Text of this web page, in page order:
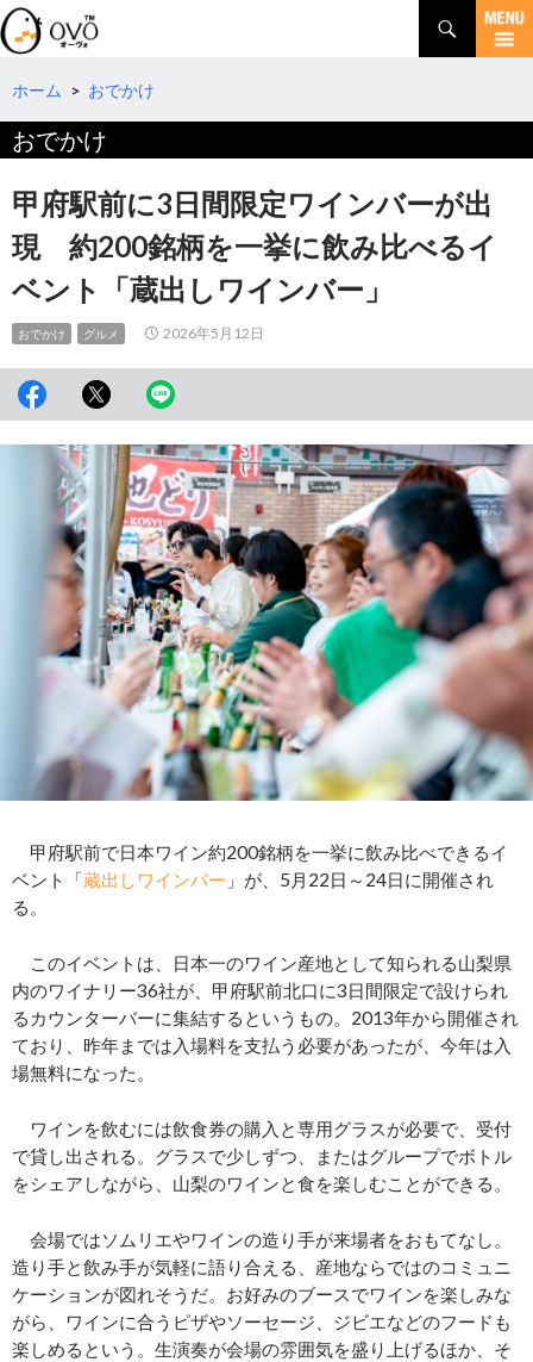
検
索
コ
テ
ツ
へ
移
動
ホーム > おでかけ
おでかけ
甲府駅前に3日間限定ワインバーが出
現 約200銘柄を一挙に飲み比べるイ
ベント「蔵出しワインバー」
おでかけ グルメ 2026年5月12日
甲府駅前で日本ワイン約200銘柄を一挙に飲み比べできるイ
ベント「蔵出しワインバー 」が、5月22日～24日に開催され
る。
このイベントは、日本一のワイン産地として知られる山梨県
内のワイナリー36社が、甲府駅前北口に3日間限定で設けられ
るカウンターバーに集結するというもの。2013年から開催され
ており、昨年までは入場料を支払う必要があったが、今年は入
場無料になった。
ワインを飲むには飲食券の購入と専用グラスが必要で、受付
で貸し出される。グラスで少しずつ、またはグループでボトル
をシェアしながら、山梨のワインと食を楽しむことができる。
会場ではソムリエやワインの造り手が来場者をおもてなし。
造り手と飲み手が気軽に語り合える、産地ならではのコミュニ
ケーションが図れそうだ。お好みのブースでワインを楽しみな
がら、ワインに合うピザやソーセージ、ジビエなどのフードも
楽しめるという。生演奏が会場の雰囲気を盛り上げるほか、そ